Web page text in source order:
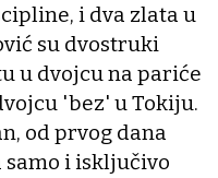
i dva zlata u
su dvostruki
u dvojcu na pariće
'bez' u Tokiju.
od prvog dana
i isključivo